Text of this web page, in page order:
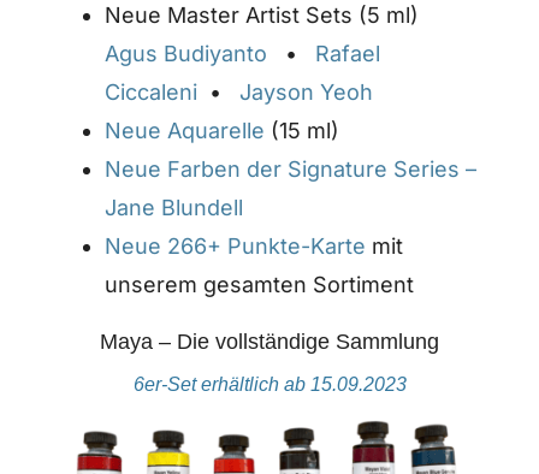
Neue Master Artist Sets (5 ml)
Agus Budiyanto
• Rafael
Ciccaleni • Jayson Yeoh
Neue Aquarelle (15 ml)
Neue Farben der Signature Series –
Jane Blundell
Neue 266+ Punkte-Karte mit
unserem gesamten Sortiment
Maya – Die vollständige Sammlung
6er-Set erhältlich ab 15.09.2023